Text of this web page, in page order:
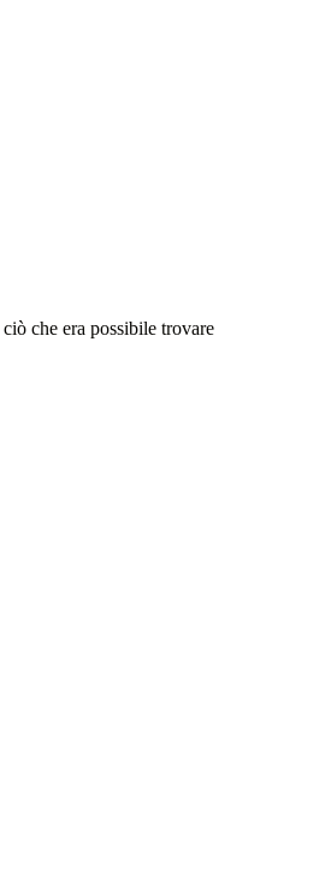
che era possibile trovare